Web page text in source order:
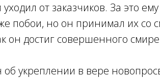
от заказчиков. За это
побои, но он принимал их со
он достиг совершенного
об укреплении в вере